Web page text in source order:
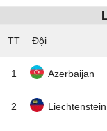
TT Đội
1 Azerbaijan
2 Liechtenstein